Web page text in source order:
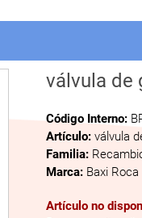
válvula de
Código Interno:
Artículo:válvula
Familia:
Marca: Baxi Roca
Artículo no